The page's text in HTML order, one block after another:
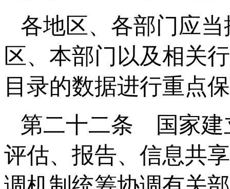
各地区、各部门应
区、本部门以及相关
目录的数据进行重点
第二十二条 国家建
评估、报告、信息共